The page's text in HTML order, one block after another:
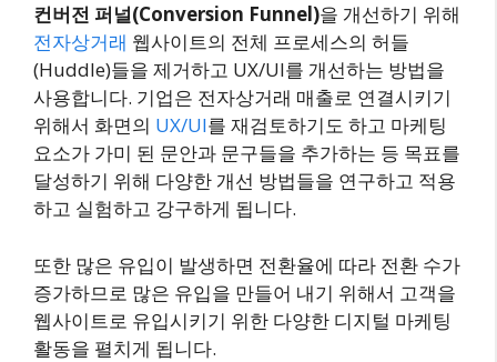
컨버전 퍼널(Conversion Funnel)을 개선하기 위해
전자상거래 웹사이트의 전체 프로세스의 허들
(Huddle)들을 제거하고 UX/UI를 개선하는 방법을
사용합니다. 기업은 전자상거래 매출로 연결시키기
위해서 화면의 UX/UI를 재검토하기도 하고 마케팅
요소가 가미 된 문안과 문구들을 추가하는 등 목표를
달성하기 위해 다양한 개선 방법들을 연구하고 적용
하고 실험하고 강구하게 됩니다.
또한 많은 유입이 발생하면 전환율에 따라 전환 수가
증가하므로 많은 유입을 만들어 내기 위해서 고객을
웹사이트로 유입시키기 위한 다양한 디지털 마케팅
활동을 펼치게 됩니다.